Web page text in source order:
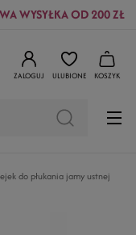
WYSYŁKA OD 200 ZŁ
ZALOGUJ ULUBIONE KOSZYK
do płukania jamy ustnej